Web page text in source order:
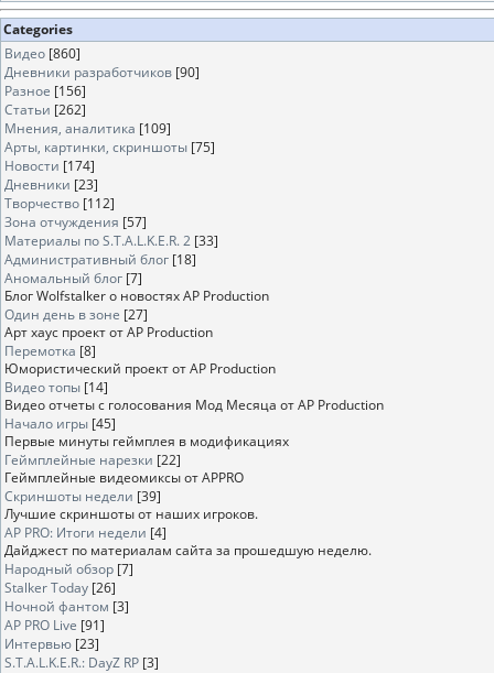
Categories
Видео [860]
Дневники разработчиков [90]
Разное [156]
Статьи [262]
Мнения, аналитика [109]
Арты, картинки, скриншоты [75]
Новости [174]
Дневники [23]
Творчество [112]
Зона отчуждения [57]
Материалы по S.T.A.L.K.E.R. 2 [33]
Административный блог [18]
Аномальный блог [7]
Блог Wolfstalker о новостях AP Production
Один день в зоне [27]
Арт хаус проект от AP Production
Перемотка [8]
Юмористический проект от AP Production
Видео топы [14]
Видео отчеты с голосования Мод Месяца от AP Production
Начало игры [45]
Первые минуты геймплея в модификациях
Геймплейные нарезки [22]
Геймплейные видеомиксы от APPRO
Скриншоты недели [39]
Лучшие скриншоты от наших игроков.
AP PRO: Итоги недели [4]
Дайджест по материалам сайта за прошедшую неделю.
Народный обзор [7]
Stalker Today [26]
Ночной фантом [3]
AP PRO Live [91]
Интервью [23]
S.T.A.L.K.E.R.: DayZ RP [3]